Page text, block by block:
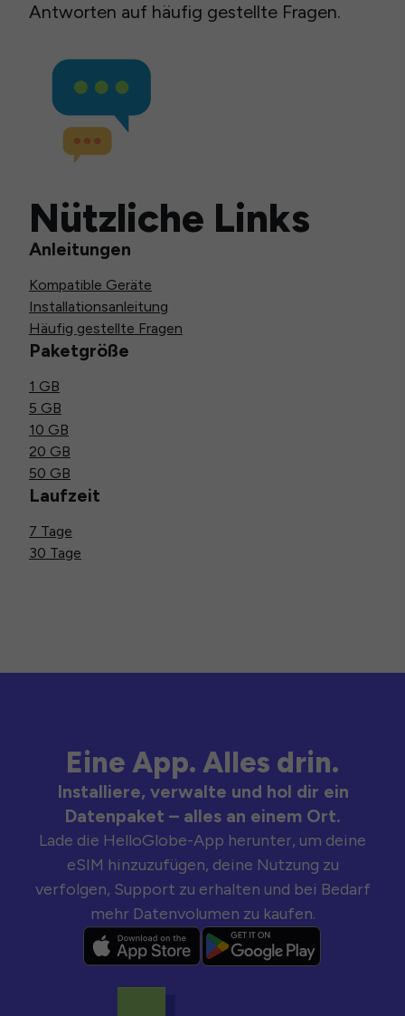
Antworten auf häufig gestellte Fragen.
Nützliche Links
Anleitungen
Kompatible Geräte
Installationsanleitung
Häufig gestellte Fragen
Paketgröße
1 GB
5 GB
10 GB
20 GB
50 GB
Laufzeit
7 Tage
30 Tage
Eine App. Alles drin.
Installiere, verwalte und hol dir ein
Datenpaket – alles an einem Ort.
Lade die HelloGlobe-App herunter, um deine
eSIM hinzuzufügen, deine Nutzung zu
verfolgen, Support zu erhalten und bei Bedarf
mehr Datenvolumen zu kaufen.